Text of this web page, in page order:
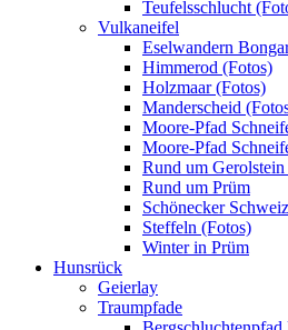
Teufelsschlucht
Vulkaneifel
Eselwandern
Himmerod (Fotos)
Holzmaar (Fotos)
Manderscheid
Moore-Pfad
Moore-Pfad
Rund um
Rund um Prüm
Schönecker Schweiz
Steffeln (Fotos)
Winter in Prüm
Hunsrück
Geierlay
Traumpfade